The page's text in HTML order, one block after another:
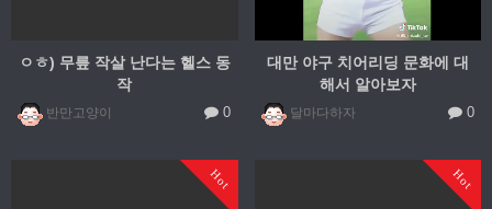
ㅇㅎ) 무릎 작살 난다는 헬스 동
작
반만고양이 0
대만 야구 치어리딩 문화에 대
해서 알아보자
달마다하자 0
Hot Hot